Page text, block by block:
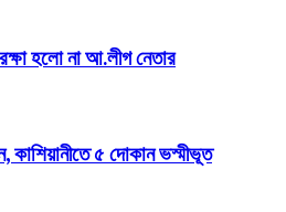
হলো না আ.লীগ নেতার
কাশিয়ানীতে ৫ দোকান ভস্মীভূত